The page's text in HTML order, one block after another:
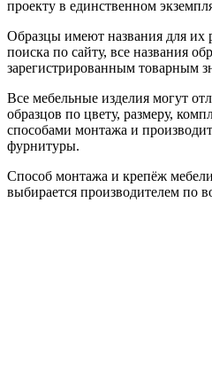
проекту в единственном
Образцы имеют названия для их
поиска по сайту, все названия
зарегистрированным товарным
Все мебельные изделия могут
образцов по цвету, размеру,
способами монтажа и
фурнитуры.
Способ монтажа и крепёж
выбирается производителем по